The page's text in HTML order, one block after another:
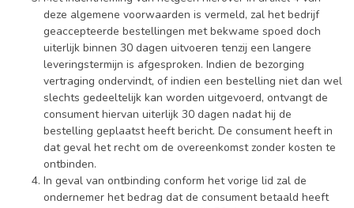
deze algemene voorwaarden is vermeld, zal het bedrijf
geaccepteerde bestellingen met bekwame spoed doch
uiterlijk binnen 30 dagen uitvoeren tenzij een langere
leveringstermijn is afgesproken. Indien de bezorging
vertraging ondervindt, of indien een bestelling niet dan wel
slechts gedeeltelijk kan worden uitgevoerd, ontvangt de
consument hiervan uiterlijk 30 dagen nadat hij de
bestelling geplaatst heeft bericht. De consument heeft in
dat geval het recht om de overeenkomst zonder kosten te
ontbinden.
In geval van ontbinding conform het vorige lid zal de
ondernemer het bedrag dat de consument betaald heeft